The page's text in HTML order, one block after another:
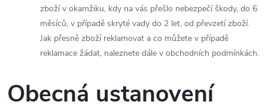
zboží v okamžiku, kdy na vás přešlo nebezpečí škody, do 6
měsíců, v případě skryté vady do 2 let, od převzetí zboží.
Jak přesně zboží reklamovat a co můžete v případě
reklamace žádat, naleznete dále v obchodních podmínkách.
Obecná ustanovení